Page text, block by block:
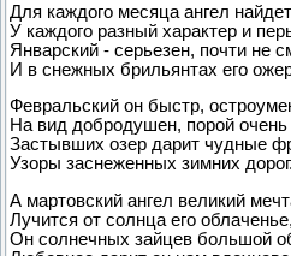
Для каждого месяца ангел
У каждого разный характер и
Январский - серьезен, почти не
И в снежных брильянтах его
Февральский он быстр,
На вид добродушен, порой очень
Застывших озер дарит чудные
Узоры заснеженных зимних дорог.
А мартовский ангел великий
Лучится от солнца его облаченье,
Он солнечных зайцев большой